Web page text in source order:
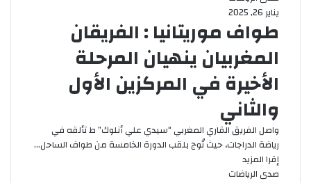
يناير 26, 2025
طواف موريتانيا : الفريقان
المغربيان ينهيان المرحلة
الأخيرة في المركزين الأول
والثاني
واصل الفريق القاري المغربي “سيدي علي أنلوك” ط تألقه في
رياضة الدراجات، حيث تُوج بلقب الدورة الخامسة من طواف الساحل…
إقرا المزيد
صدى الرياضات